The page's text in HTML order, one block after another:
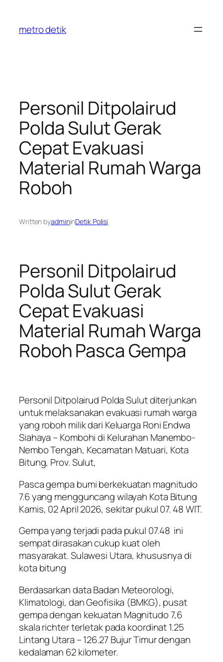
content
metro detik
Personil Ditpolairud
Polda Sulut Gerak
Cepat Evakuasi
Material Rumah Warga
Roboh
Written byadmininDetik Polisi
Personil Ditpolairud
Polda Sulut Gerak
Cepat Evakuasi
Material Rumah Warga
Roboh Pasca Gempa
Personil Ditpolairud Polda Sulut diterjunkan
untuk melaksanakan evakuasi rumah warga
yang roboh milik dari Keluarga Roni Endwa
Siahaya – Kombohi di Kelurahan Manembo-
Nembo Tengah, Kecamatan Matuari, Kota
Bitung, Prov. Sulut,
Pasca gempa bumi berkekuatan magnitudo
7.6 yang mengguncang wilayah Kota Bitung
Kamis, 02 April 2026, sekitar pukul 07. 48 WIT.
Gempa yang terjadi pada pukul 07.48 ini
sempat dirasakan cukup kuat oleh
masyarakat. Sulawesi Utara, khususnya di
kota bitung
Berdasarkan data Badan Meteorologi,
Klimatologi, dan Geofisika (BMKG), pusat
gempa dengan kekuatan Magnitudo 7,6
skala richter terletak pada koordinat 1.25
Lintang Utara – 126.27 Bujur Timur dengan
kedalaman 62 kilometer.